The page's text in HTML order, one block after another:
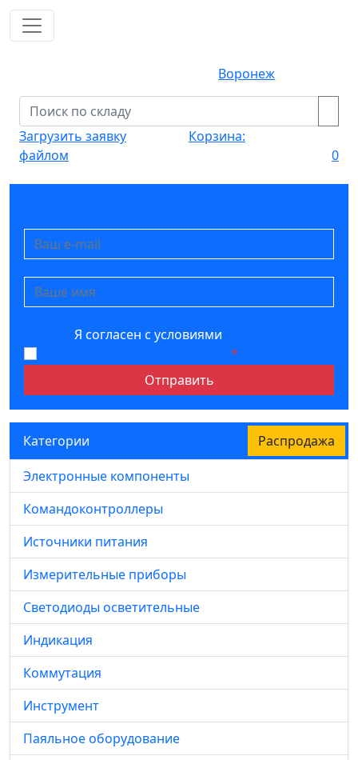
Воронеж
Загрузить заявку
файлом
Корзина:
0
Я согласен с условиями
*
Отправить
Категории
Распродажа
Электронные компоненты
Командоконтроллеры
Источники питания
Измерительные приборы
Светодиоды осветительные
Индикация
Коммутация
Инструмент
Паяльное оборудование